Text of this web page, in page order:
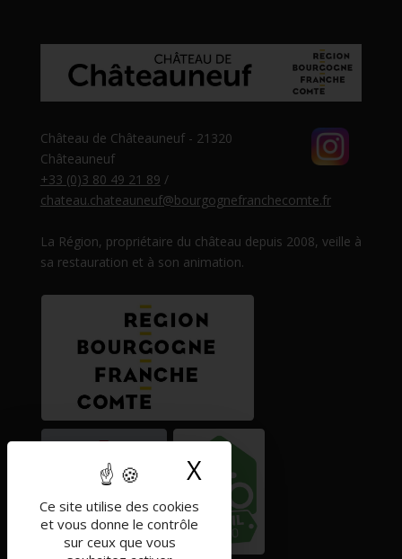
Ce site utilise des cookies
et vous donne le contrôle
sur ceux que vous
X Masquer le
Château de Châteauneuf - 21320
Châteauneuf
+33 (0)3 80 49 21 89 /
chateau.chateauneuf@bourgognefranchecomte.fr
La Région, propriétaire du château depuis 2008, veille à
sa restauration et à son animation.